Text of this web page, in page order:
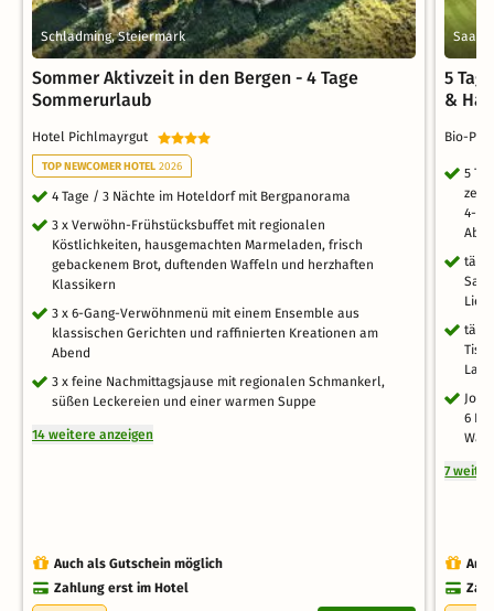
Schladming, Steiermark
Sommer Aktivzeit in den Bergen - 4 Tage
Sommerurlaub
Hotel Pichlmayrgut
TOP NEWCOMER HOTEL 2026
4 Tage / 3 Nächte im Hoteldorf mit Bergpanorama
3 x Verwöhn-Frühstücksbuffet mit regionalen
Köstlichkeiten, hausgemachten Marmeladen, frisch
gebackenem Brot, duftenden Waffeln und herzhaften
Klassikern
3 x 6-Gang-Verwöhnmenü mit einem Ensemble aus
klassischen Gerichten und raffinierten Kreationen am
Abend
3 x feine Nachmittagsjause mit regionalen Schmankerl,
süßen Leckereien und einer warmen Suppe
14 weitere anzeigen
Auch als Gutschein möglich
Zahlung erst im Hotel
5
&
Bio-
5
4-
6
7